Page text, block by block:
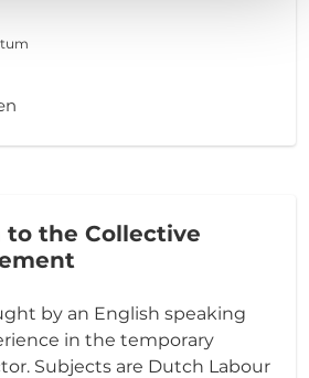
the Collective
by an English speaking
in the temporary
Subjects are Dutch Labour